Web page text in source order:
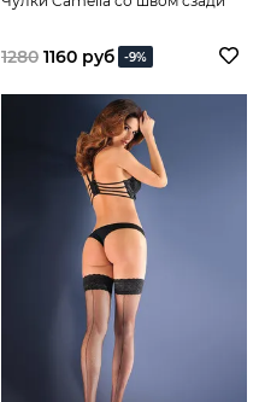
1280 1160 руб -9%